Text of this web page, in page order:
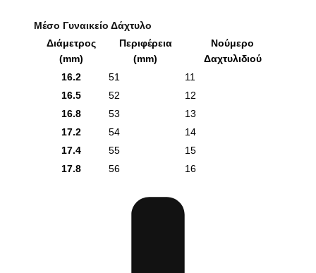
Μέσο Γυναικείο Δάχτυλο
Διάμετρος
(mm)
Περιφέρεια
(mm)
Νούμερο
Δαχτυλιδιού
16.2
51
11
16.5
52
12
16.8
53
13
17.2
54
14
17.4
55
15
17.8
56 16